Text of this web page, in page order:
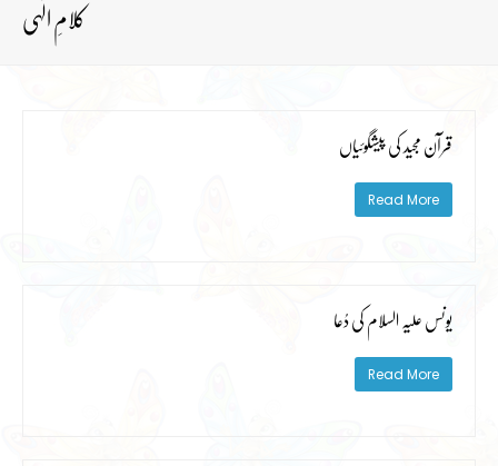
کلامِ الٰہی
قرآن مجید کی پیشگوئیاں
Read More
یونس علیہ السلام کی دُعا
Read More